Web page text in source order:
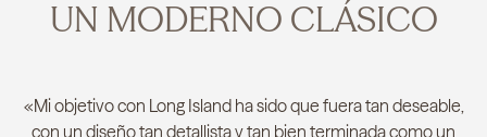
UN MODERNO CLÁSICO
«Mi objetivo con Long Island ha sido que fuera tan deseable,
con un diseño tan detallista y tan bien terminada como un